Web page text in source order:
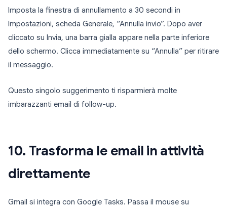
Imposta la finestra di annullamento a 30 secondi in
Impostazioni, scheda Generale, “Annulla invio”. Dopo aver
cliccato su Invia, una barra gialla appare nella parte inferiore
dello schermo. Clicca immediatamente su “Annulla” per ritirare
il messaggio.
Questo singolo suggerimento ti risparmierà molte
imbarazzanti email di follow-up.
10. Trasforma le email in attività
direttamente
Gmail si integra con Google Tasks. Passa il mouse su